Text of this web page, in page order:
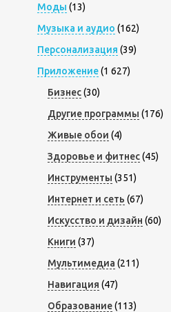
Моды (13)
Музыка и аудио (162)
Персонализация (39)
Приложение(1 627)
Бизнес(30)
Другие программы (176)
Живые обои (4)
Здоровье и фитнес(45)
Инструменты (351)
Интернет и сеть (67)
Искусство и дизайн (60)
Книги (37)
Мультимедиа (211)
Навигация (47)
Образование(113)